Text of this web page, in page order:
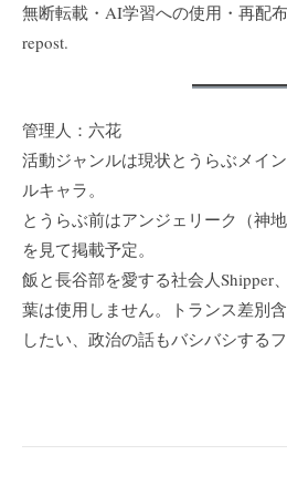
無断転載・AI学習への使用・再配
repost.
管理人：六花
活動ジャンルは現状とうらぶメイ
ルキャラ。
とうらぶ前はアンジェリーク（神
を見て掲載予定。
飯と長谷部を愛する社会人Shipper
葉は使用しません。トランス差別
したい、政治の話もバシバシするフ